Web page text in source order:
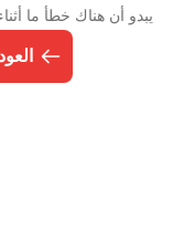
يبدو أن هناك خطأ ما